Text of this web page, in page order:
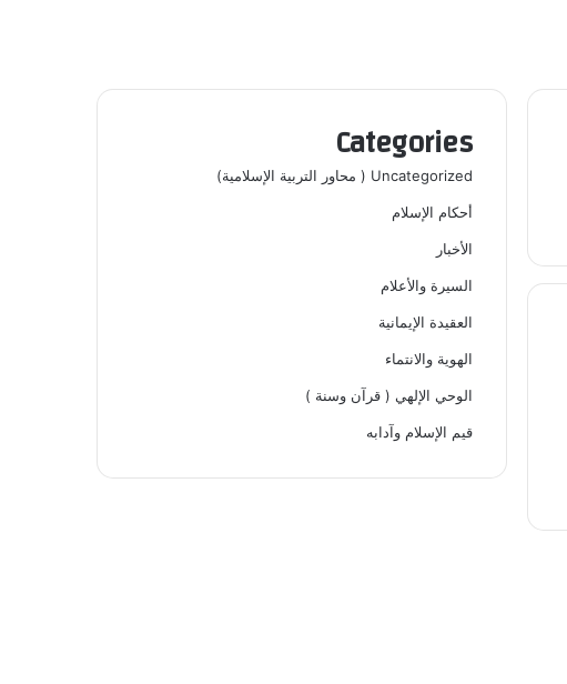
Categories
Uncategorized ( محاور التربية الإسلامية)
أحكام الإسلام
الأخبار
السيرة والأعلام
العقيدة الإيمانية
الهوية والانتماء
الوحي الإلهي ( قرآن وسنة )
قيم الإسلام وآدابه